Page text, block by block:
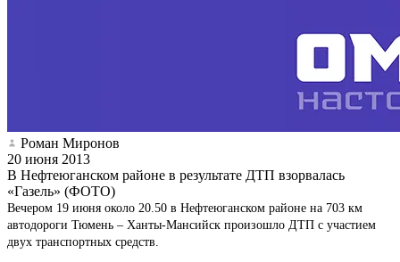
Роман Миронов
20 июня 2013
В Нефтеюганском районе в результате ДТП взорвалась
«Газель» (ФОТО)
Вечером 19 июня около 20.50 в Нефтеюганском районе на 703 км
автодороги Тюмень – Ханты-Мансийск произошло ДТП с участием
двух транспортных средств.